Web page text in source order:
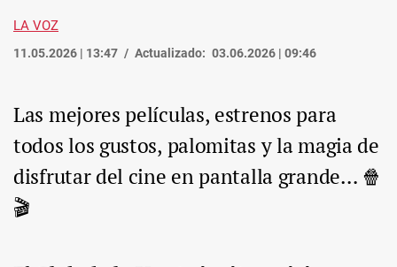
LA VOZ
11.05.2026 | 13:47 Actualizado: 03.06.2026 | 09:46
Las mejores películas, estrenos para
todos los gustos, palomitas y la magia de
disfrutar del cine en pantalla grande… 🍿
🎬